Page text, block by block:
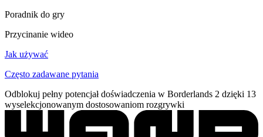
Poradnik do gry
Przycinanie wideo
Jak używać
Często zadawane pytania
Odblokuj pełny potencjał doświadczenia w Borderlands 2 dzięki 13
wyselekcjonowanym dostosowaniom rozgrywki